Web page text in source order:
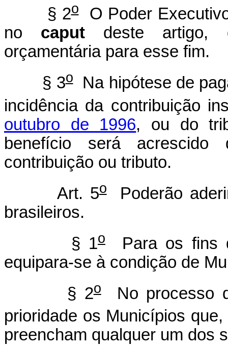
§ 2oO Poder
no caput deste artigo,
orçamentária para esse fim.
§ 3oNa hipótese de
incidência da contribuição
outubro de 1996, ou do
benefício será acrescido
contribuição ou tributo.
Art. 5oPoderão
brasileiros.
§ 1o
Para os fins
equipara-se à condição de
§ 2oNo processo
prioridade os Municípios
preencham qualquer um dos